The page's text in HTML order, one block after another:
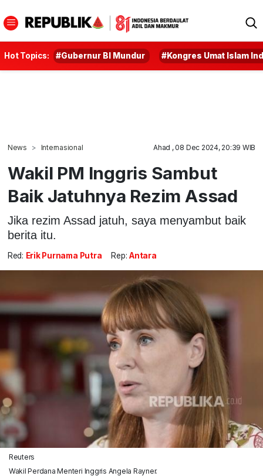
Hot Topics: #Gubernur BI Mundur #Kongres Umat Islam
News Internasional Ahad , 08 Dec 2024, 20:39 WIB
Wakil PM Inggris Sambut
Baik Jatuhnya Rezim Assad
Jika rezim Assad jatuh, saya menyambut baik
berita itu.
Red: Erik Purnama Putra Rep: Antara
Reuters
Wakil Perdana Menteri Inggris Angela Rayner.